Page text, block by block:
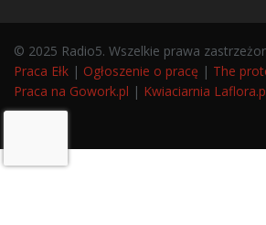
© 2025 Radio5. Wszelkie prawa
Praca Ełk | Ogłoszenie o pracę | The
Praca na Gowork.pl | Kwiaciarnia